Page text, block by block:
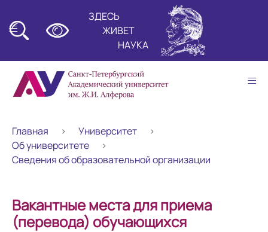
ЗДЕСЬ
ЖИВЕТ
НАУКА
Главная
Университет
Об университете
Сведения об образовательной организации
Вакантные места для приема
(перевода) обучающихся
≡
≡